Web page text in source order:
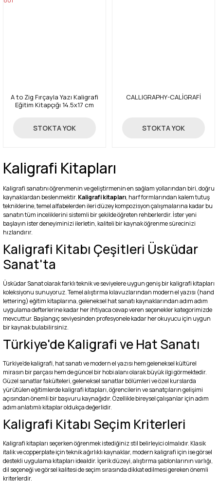
A to Zig Fırçayla Yazı Kaligrafi
Eğitim Kitapçığı 14.5x17 cm
132,00 TL
STOKTA YOK
CALLIGRAPHY-CALİGRAFİ
30,45 TL
STOKTA YOK
Kaligrafi Kitapları
Kaligrafi sanatını öğrenmenin ve geliştirmenin en sağlam yollarından biri, doğru
kaynaklardan beslenmektir. Kaligrafi kitapları, harf formlarından kalem tutuş
tekniklerine, temel alfabelerden ileri düzey kompozisyon çalışmalarına kadar bu
sanatın tüm inceliklerini sistemli bir şekilde öğreten rehberlerdir. İster yeni
başlayın ister deneyiminizi ilerletin, kaliteli bir kaynak öğrenme sürecinizi
hızlandırır.
Kaligrafi Kitabı Çeşitleri Üsküdar
Sanat'ta
Üsküdar Sanat olarak farklı teknik ve seviyelere uygun geniş bir kaligrafi kitapları
koleksiyonu sunuyoruz. Temel alıştırma kılavuzlarından modern el yazısı (hand
lettering) eğitim kitaplarına, geleneksel hat sanatı kaynaklarından adım adım
uygulama defterlerine kadar her ihtiyaca cevap veren seçenekler kategorimizde
mevcuttur. Başlangıç seviyesinden profesyonele kadar her okuyucu için uygun
bir kaynak bulabilirsiniz.
Türkiye'de Kaligrafi ve Hat Sanatı
Türkiye'de kaligrafi, hat sanatı ve modern el yazısı hem geleneksel kültürel
mirasın bir parçası hem de güncel bir hobi alanı olarak büyük ilgi görmektedir.
Güzel sanatlar fakülteleri, geleneksel sanatlar bölümleri ve özel kurslarda
yürütülen eğitimlerde kaligrafi kitapları, öğrencilerin ve sanatçıların gelişimi
açısından önemli bir başvuru kaynağıdır. Özellikle bireysel çalışanlar için adım
adım anlatımlı kitaplar oldukça değerlidir.
Kaligrafi Kitabı Seçim Kriterleri
Kaligrafi kitapları seçerken öğrenmek istediğiniz stil belirleyici olmalıdır. Klasik
italik ve copperplate için teknik ağırlıklı kaynaklar, modern kaligrafi için ise görsel
destekli uygulama kitapları idealdir. İçerik düzeyi, alıştırma şablonlarının varlığı,
dil seçeneği ve görsel kalitesi de seçim sırasında dikkat edilmesi gereken önemli
kriterlerdir.